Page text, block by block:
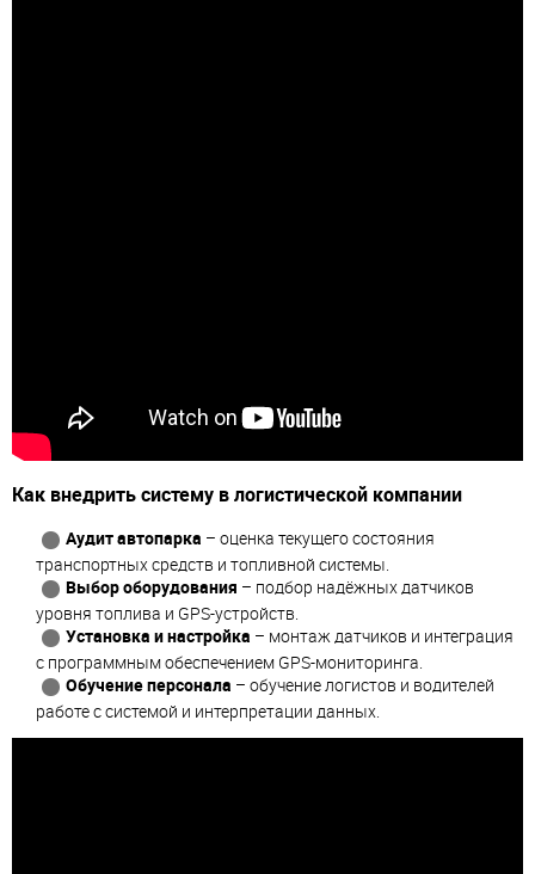
Как внедрить систему в логистической компании
Аудит автопарка – оценка текущего состояния
транспортных средств и топливной системы.
Выбор оборудования – подбор надёжных датчиков
уровня топлива и GPS-устройств.
Установка и настройка – монтаж датчиков и интеграция
с программным обеспечением GPS-мониторинга.
Обучение персонала – обучение логистов и водителей
работе с системой и интерпретации данных.